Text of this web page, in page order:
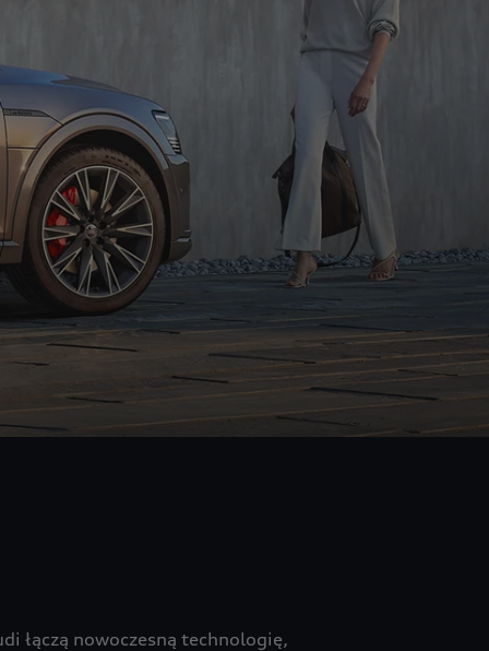
łączą nowoczesną technologię,